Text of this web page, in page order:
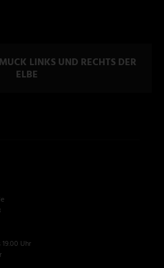
LINKS UND RECHTS DER
ELBE
Uhr